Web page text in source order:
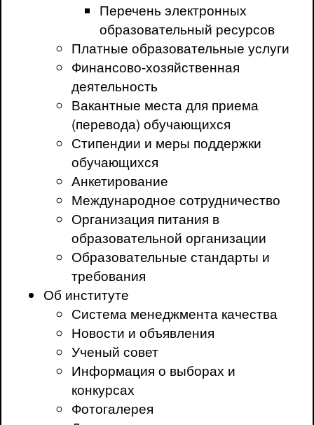
Перечень электронных
образовательный ресурсов
Платные образовательные услуги
Финансово-хозяйственная
деятельность
Вакантные места для приема
(перевода) обучающихся
Стипендии и меры поддержки
обучающихся
Анкетирование
Международное сотрудничество
Организация питания в
образовательной организации
Образовательные стандарты и
требования
Об институте
Система менеджмента качества
Новости и объявления
Ученый совет
Информация о выборах и
конкурсах
Фотогалерея